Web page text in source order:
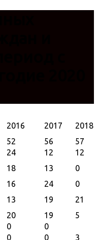
2016 2017
2018
52 56
57
24 12
12
18 13
0
16 24
0
13 19
21
20 19
5
0
0
0 0
3